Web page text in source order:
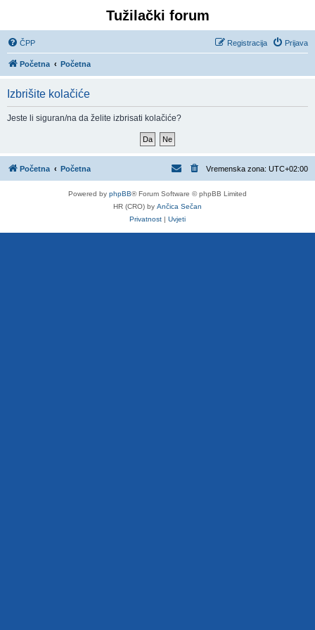
Tužilački forum
ČPP Prijava
Registracija
Početna Početna
Izbrišite kolačiće
Jeste li siguran/na da želite izbrisati kolačiće?
Početna Početna Vremenska zona: UTC+02:00
Powered by phpBB® Forum Software © phpBB Limited
HR (CRO) by Ančica Sečan
Privatnost | Uvjeti